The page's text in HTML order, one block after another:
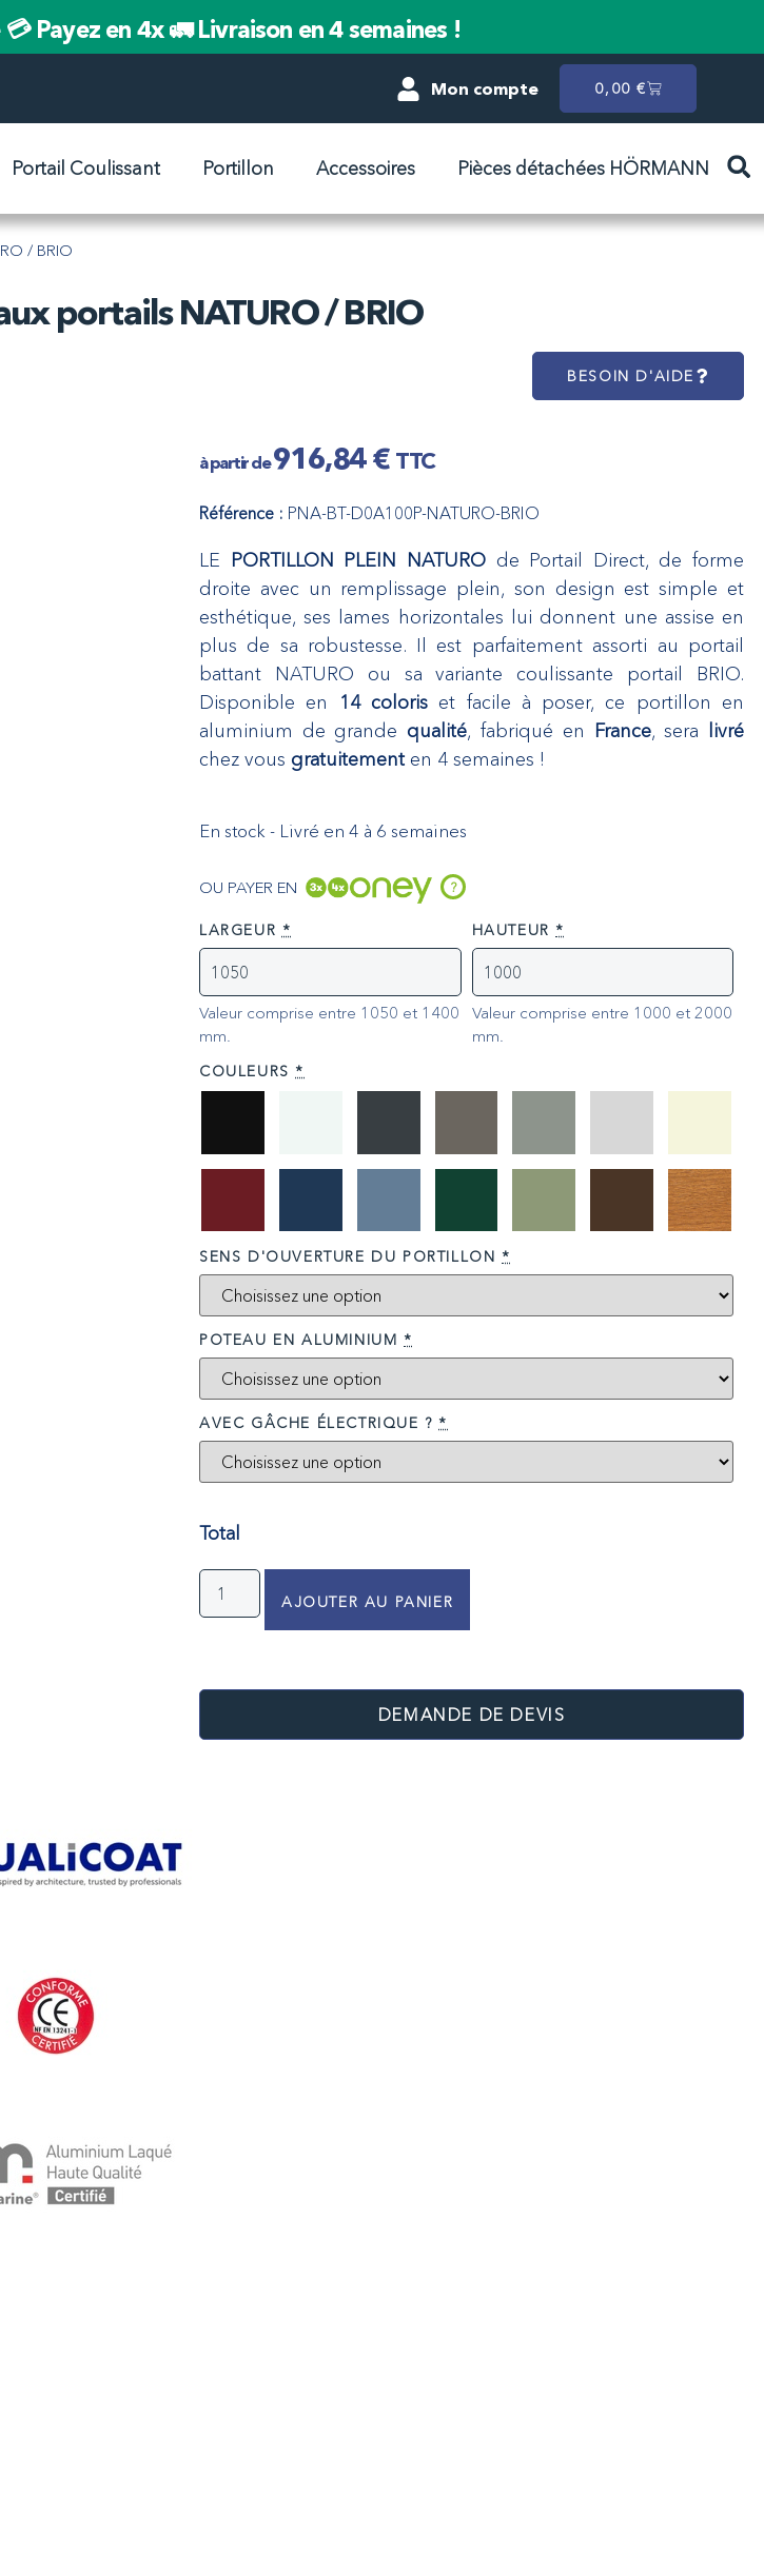
💳 Payez en 4x 🚛 Livraison en 4 semaines !
Mon compte 0,00€
Portail Coulissant Portillon Accessoires Pièces détachées HÖRMANN
/ BRIO
portails NATURO / BRIO
BESOIN D'AIDE
916,84€ TTC
Référence : PNA-BT-D0A100P-NATURO-BRIO
LE PORTILLON PLEIN NATUROde Portail Direct, de forme
droite avec un remplissage plein, son design est simple et
esthétique, ses lames horizontales lui donnent une assise en
plus de sa robustesse. Il est parfaitement assorti au portail
battant NATURO ou sa variante coulissante portail BRIO.
Disponible en
14 coloriset facile à poser, ce portillon en
aluminium de grande qualité, fabriqué en France, sera
livré
chez vous gratuitementen 4 semaines !
En stock - Livré en 4 à 6 semaines
OU PAYER EN ?
LARGEUR *
Valeur comprise entre 1050 et 1400
mm.
HAUTEUR *
Valeur comprise entre 1000 et 2000
mm.
COULEURS *
SENS D'OUVERTURE DU PORTILLON *
POTEAU EN ALUMINIUM *
AVEC GÂCHE ÉLECTRIQUE ? *
Total
AJOUTER AU PANIER
DEMANDE DE DEVIS